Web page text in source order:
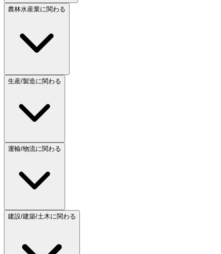
農林水産業に関わる
生産/製造に関わる
運輸/物流に関わる
建設/建築/土木に関わる